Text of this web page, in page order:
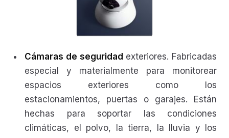
Cámaras de seguridad exteriores. Fabricadas
especial y materialmente para monitorear
espacios exteriores como los
estacionamientos, puertas o garajes. Están
hechas para soportar las condiciones
climáticas, el polvo, la tierra, la lluvia y los